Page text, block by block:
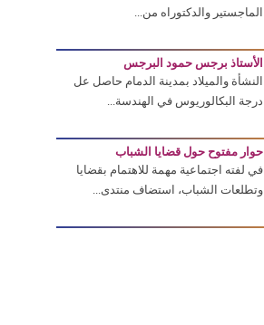
الماجستير والدكتوراه من...
الأستاذ برجس حمود البرجس
النشأة والميلاد بمدينة الدمام حاصل عل
درجة البكالوريوس في الهندسة...
حوار مفتوح حول قضايا الشباب
في لفته اجتماعية مهمة للاهتمام بقضايا
وتطلعات الشباب، استضاف منتدى...